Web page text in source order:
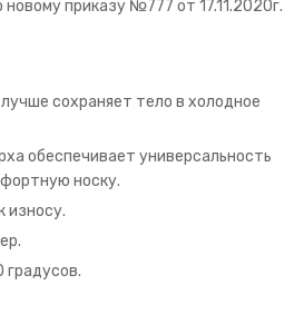
приказу №777 от 17.11.2020г.
сохраняет тело в холодное
обеспечивает универсальность
носку.
износу.